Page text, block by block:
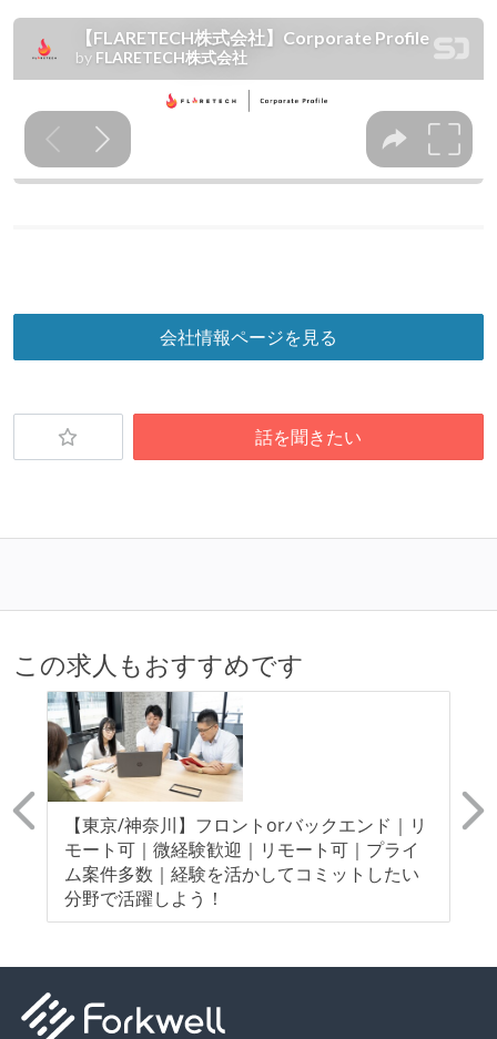
会社情報ページを見る
話を聞きたい
この求人もおすすめです
【東京/神奈川】フロントorバックエンド｜リ
モート可｜微経験歓迎｜リモート可｜プライ
ム案件多数｜経験を活かしてコミットしたい
分野で活躍しよう！